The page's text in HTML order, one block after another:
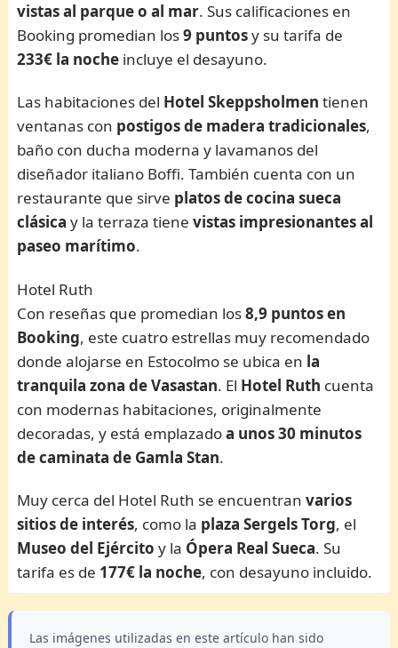
vistas al parque o al mar. Sus calificaciones en
Booking promedian los9 puntosy su tarifa de
233€ la noche incluye el desayuno.
Las habitaciones del Hotel Skeppsholmen tienen
ventanas con postigos de madera tradicionales,
baño con ducha moderna y lavamanos del
diseñador italiano Boffi. También cuenta con un
restaurante que sirve platos de cocina sueca
clásica y la terraza tienevistas impresionantes al
paseo marítimo.
Hotel Ruth
Con reseñas que promedian los8,9 puntos en
Booking, este cuatro estrellas muy recomendado
donde alojarse en Estocolmo se ubica en la
tranquila zona de Vasastan. El Hotel Ruth cuenta
con modernas habitaciones, originalmente
decoradas, y está emplazadoa unos 30 minutos
de caminata de Gamla Stan.
Muy cerca del Hotel Ruth se encuentranvarios
sitios de interés, como la plaza Sergels Torg, el
Museo del Ejército y la Ópera Real Sueca. Su
tarifa es de 177€ la noche, con desayuno incluido.
Las imágenes utilizadas en este artículo han sido